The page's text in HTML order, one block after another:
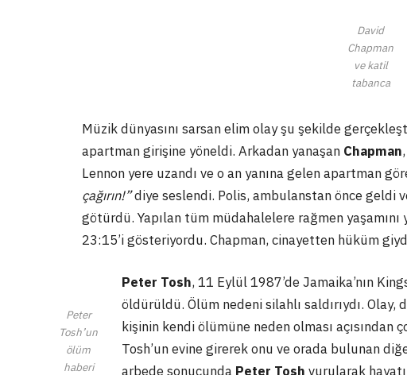
David
Chapman
ve katil
tabanca
Müzik dünyasını sarsan elim olay şu şekilde
apartman girişine yöneldi. Arkadan yanaşan Chapman
Lennon yere uzandı ve o an yanına gelen apartman
çağırın!”diye seslendi. Polis, ambulanstan önce geldi
götürdü. Yapılan tüm müdahalelere rağmen
23:15’i gösteriyordu. Chapman, cinayetten hüküm
Peter
Tosh’un
ölüm
haberi
Peter Tosh, 11 Eylül 1987’de Jamaika’nın
öldürüldü. Ölüm nedeni silahlı saldırıydı.
kişinin kendi ölümüne neden olması
Tosh’un evine girerek onu ve orada bulunan
arbede sonucunda Peter Tosh vurularak